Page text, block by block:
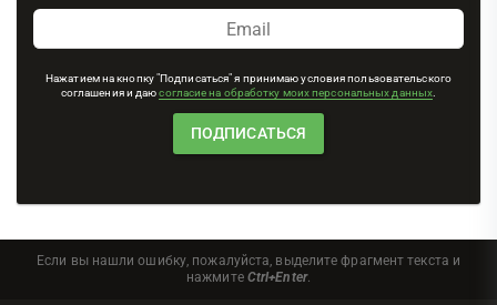
Нажатием на кнопку "Подписаться" я принимаю условия пользовательского
соглашения и даюсогласие на обработку моих персональных данных
Если вы нашли ошибку, пожалуйста, выделите фрагмент текста и
нажмите Ctrl+Enter.